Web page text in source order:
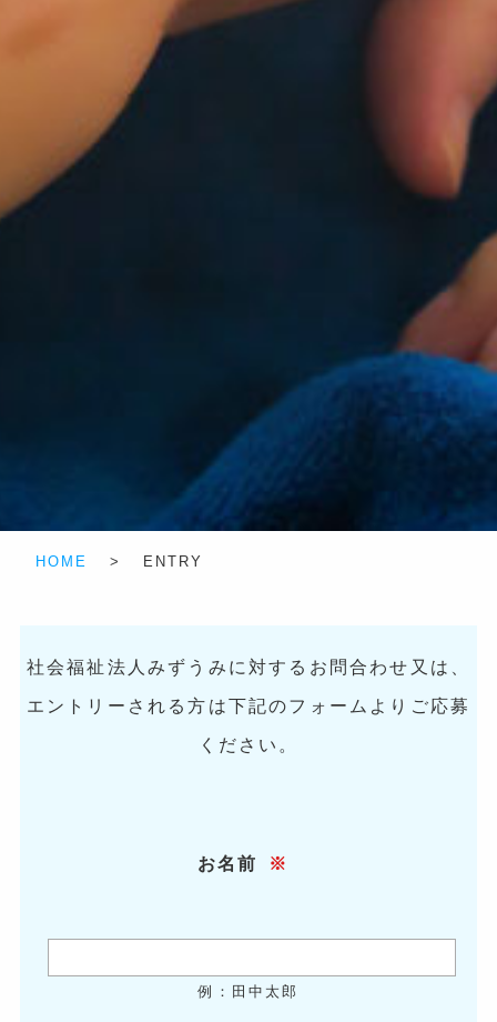
HOME > ENTRY
社会福祉法人みずうみに対するお問合わせ又は、
エントリーされる方は下記のフォームよりご応募
ください。
お名前 ※
例：田中太郎